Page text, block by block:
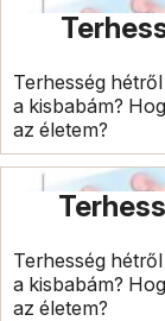
Terhesség
a kisbabám?
az életem?
Terhesség
a kisbabám?
az életem?